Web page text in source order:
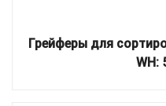
Грейферы для
WH: